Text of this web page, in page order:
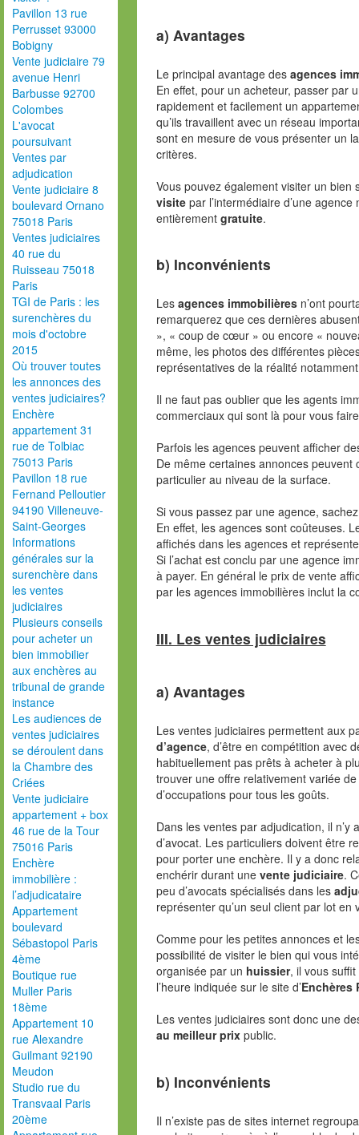
Pavillon 13 rue
Perrusset 93000
Bobigny
Vente judiciaire 79
avenue Henri
Barbusse 92700
Colombes
L'avocat
poursuivant
Ventes par
adjudication
Vente judiciaire 8
boulevard Ornano
75018 Paris
Ventes judiciaires
40 rue du
Ruisseau 75018
Paris
TGI de Paris : les
surenchères du
mois d'octobre
2015
Où trouver toutes
les annonces des
ventes judiciaires?
Enchère
appartement 31
rue de Tolbiac
75013 Paris
Pavillon 18 rue
Fernand Pelloutier
94190 Villeneuve-
Saint-Georges
Informations
générales sur la
surenchère dans
les ventes
judiciaires
Plusieurs conseils
pour acheter un
bien immobilier
aux enchères au
tribunal de grande
instance
Les audiences de
ventes judiciaires
se déroulent dans
la Chambre des
Criées
Vente judiciaire
appartement + box
46 rue de la Tour
75016 Paris
Enchère
immobilière :
l’adjudicataire
Appartement
boulevard
Sébastopol Paris
4ème
Boutique rue
Muller Paris
18ème
Appartement 10
rue Alexandre
Guilmant 92190
Meudon
Studio rue du
Transvaal Paris
20ème
a) Avantages
Le principal avantage des agences
En effet, pour un acheteur, passer par
rapidement et facilement un
qu’ils travaillent avec un réseau
sont en mesure de vous présenter un
critères.
Vous pouvez également visiter un
visitepar l’intermédiaire d’une
entièrement gratuite.
b) Inconvénients
Lesagences immobilièresn’ont
remarquerez que ces dernières
», « coup de cœur » ou encore «
même, les photos des différentes
représentatives de la réalité
Il ne faut pas oublier que les agents
commerciaux qui sont là pour vous
Parfois les agences peuvent afficher
De même certaines annonces
particulier au niveau de la surface.
Si vous passez par une agence,
En effet, les agences sont coûteuses.
affichés dans les agences et
Si l’achat est conclu par une agence
à payer. En général le prix de vente
par les agences immobilières inclut la
III. Les ventes judiciaires
a) Avantages
Les ventes judiciaires permettent aux
d’agence, d’être en compétition avec
habituellement pas prêts à acheter à
trouver une offre relativement variée
d’occupations pour tous les goûts.
Dans les ventes par adjudication, il
d’avocat. Les particuliers doivent être
pour porter une enchère. Il y a donc
enchérir durant une vente judiciaire.
peu d’avocats spécialisés dans les
représenter qu’un seul client par lot en
Comme pour les petites annonces et
possibilité de visiter le bien qui vous
organisée par un huissier, il vous
l’heure indiquée sur le site d’Enchères
Les ventes judiciaires sont donc une
au meilleur prixpublic.
b) Inconvénients
Il n’existe pas de sites internet